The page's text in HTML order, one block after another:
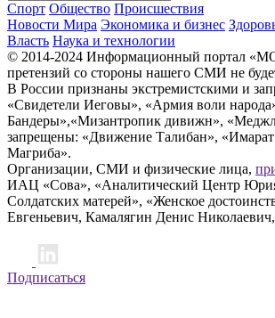
Спорт Общество Происшествия
Новости Мира Экономика и бизнес
Власть Наука и технологии
© 2014-2024 Информационный портал
претензий со стороны нашего СМИ не
В России признаны экстремистскими и
«Свидетели Иеговы», «Армия воли
Бандеры»,«Мизантропик дивижн»,
запрещены: «Движение Талибан»,
Магриба».
Организации, СМИ и физические лица,
ИАЦ «Сова», «Аналитический Центр Юрия
Солдатских матерей», «Женское
Евгеньевич, Камалягин Денис
Подписаться